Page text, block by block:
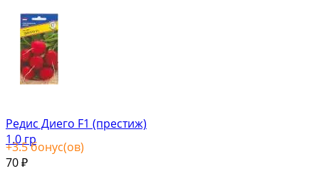
Редис Диего F1 (престиж)
1.0 гр
+3.5бонус(ов)
70 ₽